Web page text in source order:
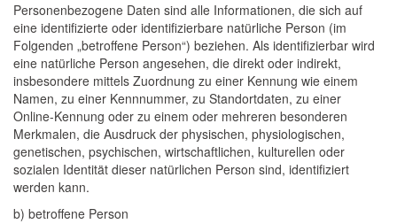
Personenbezogene Daten sind alle Informationen, die sich auf
eine identifizierte oder identifizierbare natürliche Person (im
Folgenden „betroffene Person“) beziehen. Als identifizierbar wird
eine natürliche Person angesehen, die direkt oder indirekt,
insbesondere mittels Zuordnung zu einer Kennung wie einem
Namen, zu einer Kennnummer, zu Standortdaten, zu einer
Online-Kennung oder zu einem oder mehreren besonderen
Merkmalen, die Ausdruck der physischen, physiologischen,
genetischen, psychischen, wirtschaftlichen, kulturellen oder
sozialen Identität dieser natürlichen Person sind, identifiziert
werden kann.
b) betroffene Person